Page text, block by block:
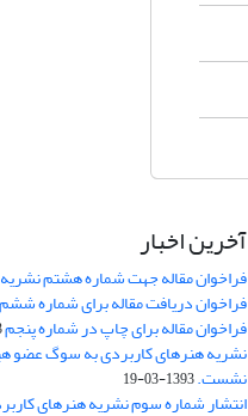
آخرین اخبار
فراخوان مقاله جهت شماره هشتم نشریه
فراخوان دریافت مقاله برای شماره ششم
فراخوان مقاله برای چاپ در شماره پنجم
نشریه هنرهای کاربردی به سوگ عضو
نشست.1393-03-19
انتشار شماره سوم نشریه هنرهای